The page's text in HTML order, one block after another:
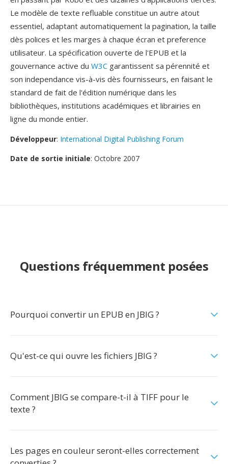
Le modèle de texte refluable constitue un autre atout
essentiel, adaptant automatiquement la pagination, la taille
dès polices et les marges à chaque écran et preference
utilisateur. La spécification ouverte de l'EPUB et la
gouvernance active du W3C garantissent sa pérennité et
son independance vis-à-vis dès fournisseurs, en faisant le
standard de fait de l'édition numérique dans les
bibliothèques, institutions académiques et librairies en
ligne du monde entier.
Développeur: International Digital Publishing Forum
Date de sortie initiale: Octobre 2007
Questions fréquemment posées
Pourquoi convertir un EPUB en JBIG ?
Qu'est-ce qui ouvre les fichiers JBIG ?
Comment JBIG se compare-t-il à TIFF pour le
texte ?
Les pages en couleur seront-elles correctement